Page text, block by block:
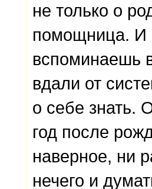
не только о
помощница. И
вспоминаешь
вдали от
о себе знать.
год после
наверное, ни
нечего и